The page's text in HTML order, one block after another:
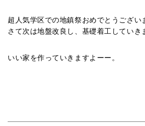
超人気学区での地鎮祭おめでとうござい
さて次は地盤改良し、基礎着工していき
いい家を作っていきますよーー。